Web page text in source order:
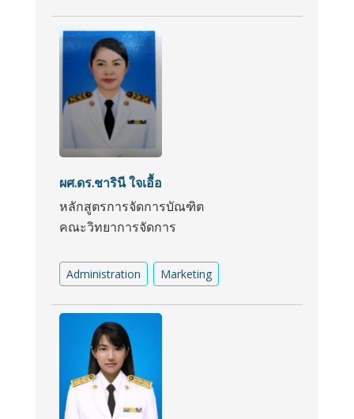
ผศ.ดร.ชารินี ใจเอื้อ
หลักสูตรการจัดการบัณฑิต
คณะวิทยาการจัดการ
Administration Marketing